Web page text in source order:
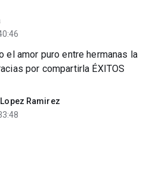
el amor puro entre hermanas la
por compartirla ÉXITOS
Ramirez